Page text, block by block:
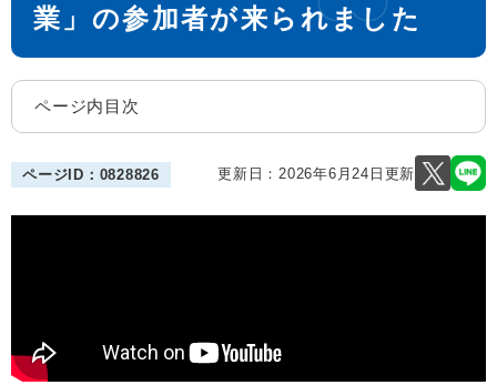
業」の参加者が来られました
ページ内目次
ページID：0828826 更新日：2026年6月24日更新